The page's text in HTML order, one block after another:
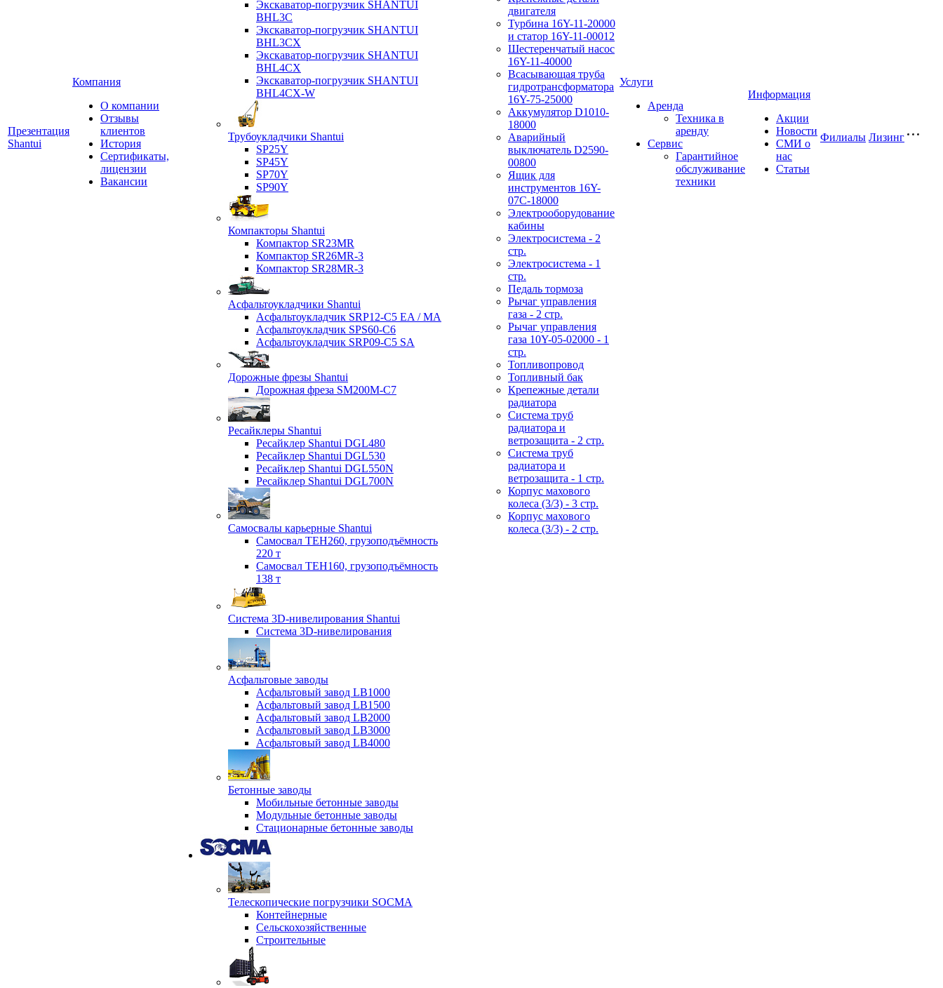
Презентация
Shantui
Компания
О компании
Отзывы
клиентов
История
Сертификаты,
лицензии
Вакансии
Экскаватор-погрузчик SHANTUI
BHL3C
Экскаватор-погрузчик SHANTUI
BHL3CX
Экскаватор-погрузчик SHANTUI
BHL4CX
Экскаватор-погрузчик SHANTUI
BHL4CX-W
Трубоукладчики Shantui
SP25Y
SP45Y
SP70Y
SP90Y
Компакторы Shantui
Компактор SR23MR
Компактор SR26MR-3
Компактор SR28MR-3
Асфальтоукладчики Shantui
Асфальтоукладчик SRP12-C5 EA / МА
Асфальтоукладчик SPS60-C6
Асфальтоукладчик SRP09-C5 SA
Дорожные фрезы Shantui
Дорожная фреза SM200M-C7
Ресайклеры Shantui
Ресайклер Shantui DGL480
Ресайклер Shantui DGL530
Ресайклер Shantui DGL550N
Ресайклер Shantui DGL700N
Самосвалы карьерные Shantui
Самосвал TEH260, грузоподъёмность
220 т
Самосвал TEH160, грузоподъёмность
138 т
Система 3D-нивелирования Shantui
Система 3D-нивелирования
Асфальтовые заводы
Асфальтовый завод LB1000
Асфальтовый завод LB1500
Асфальтовый завод LB2000
Асфальтовый завод LB3000
Асфальтовый завод LB4000
Бетонные заводы
Мобильные бетонные заводы
Модульные бетонные заводы
Стационарные бетонные заводы
Телескопические погрузчики SOCMA
Контейнерные
Сельскохозяйственные
Строительные
двигателя
Турбина 16Y-11-20000
и статор 16Y-11-00012
Шестеренчатый насос
16Y-11-40000
Всасывающая труба
гидротрансформатора
16Y-75-25000
Аккумулятор D1010-
18000
Аварийный
выключатель D2590-
00800
Ящик для
инструментов 16Y-
07С-18000
Электрооборудование
кабины
Электросистема - 2
стр.
Электросистема - 1
стр.
Педаль тормоза
Рычаг управления
газа - 2 стр.
Рычаг управления
газа 10Y-05-02000 - 1
стр.
Топливопровод
Топливный бак
Крепежные детали
радиатора
Система труб
радиатора и
ветрозащита - 2 стр.
Система труб
радиатора и
ветрозащита - 1 стр.
Корпус махового
колеса (3/3) - 3 стр.
Корпус махового
колеса (3/3) - 2 стр.
Услуги
Аренда
Техника в
аренду
Сервис
Гарантийное
обслуживание
техники
Информация
Акции
Новости
СМИ о
нас
Статьи
Филиалы Лизинг